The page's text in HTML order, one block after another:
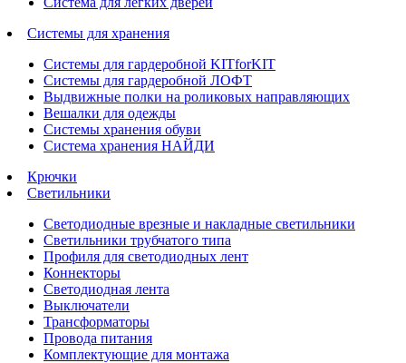
Системы для хранения
Системы для гардеробной KITforKIT
Системы для гардеробной ЛОФТ
Выдвижные полки на роликовых направляющих
Вешалки для одежды
Системы хранения обуви
Система хранения НАЙДИ
Крючки
Светильники
Светодиодные врезные и накладные светильники
Светильники трубчатого типа
Профиля для светодиодных лент
Коннекторы
Светодиодная лента
Выключатели
Трансформаторы
Провода питания
Комплектующие для монтажа